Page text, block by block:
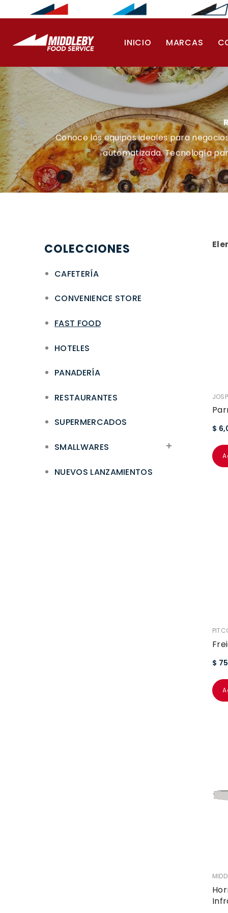
Saltar al contenido
INICIO MARCAS
Conoce los equipos ideales para
automatizada. Tecnología
COLECCIONES
CAFETERÍA
CONVENIENCE STORE
FAST FOOD
HOTELES
PANADERÍA
RESTAURANTES
SUPERMERCADOS
SMALLWARES
NUEVOS LANZAMIENTOS
$
$